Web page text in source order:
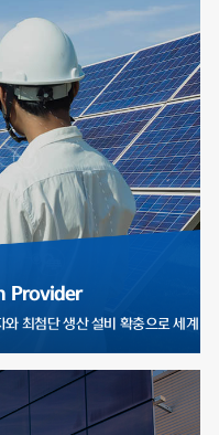
Provider
와 최첨단 생산 설비 확충으로